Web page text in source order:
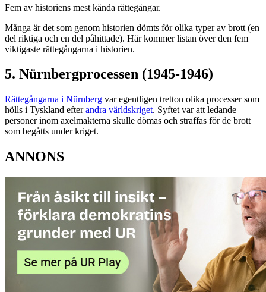
Fem av historiens mest kända rättegångar.
Många är det som genom historien dömts för olika typer av brott (en
del riktiga och en del påhittade). Här kommer listan över den fem
viktigaste rättegångarna i historien.
5. Nürnbergprocessen (1945-1946)
Rättegångarna i Nürnberg var egentligen tretton olika processer som
hölls i Tyskland efterandra världskriget. Syftet var att ledande
personer inom axelmakterna skulle dömas och straffas för de brott
som begåtts under kriget.
ANNONS